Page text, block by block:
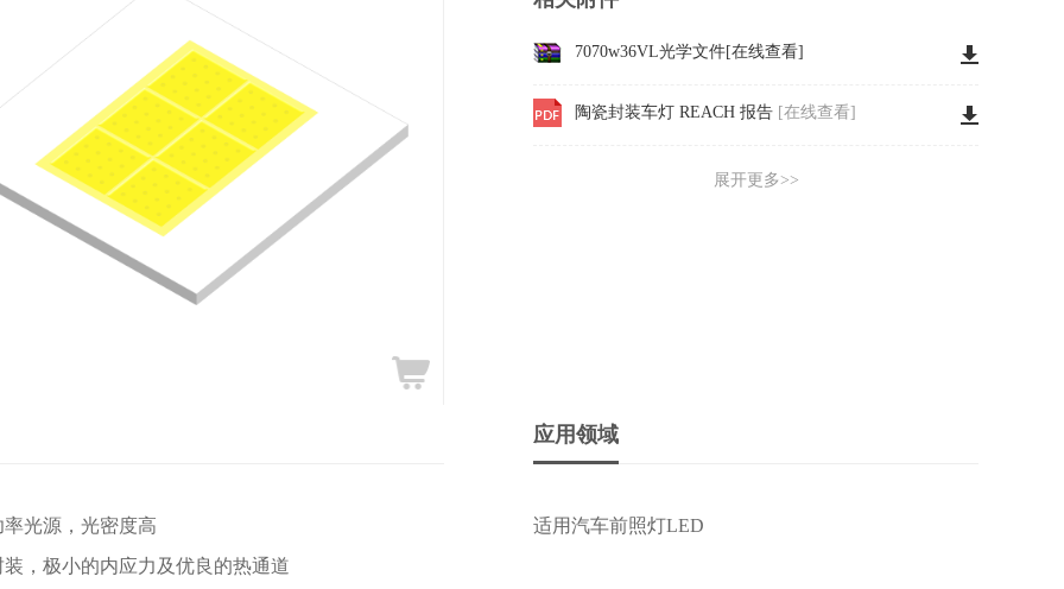
7070w36VL光学文件[在线查看]
陶瓷封装车灯 REACH 报告 [在线查看]
陶瓷平面封装车灯LED ROHS报告
光源，光密度高
，极小的内应力及优良的热通道
应用领域
适用汽车前照灯LED